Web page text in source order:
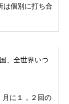
に打ち合
全世界いつ
１，２回の